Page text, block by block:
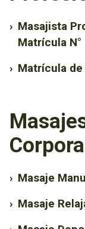
› Masajista
Matrícula N°
› Matrícula de
› Masaje
› Masaje